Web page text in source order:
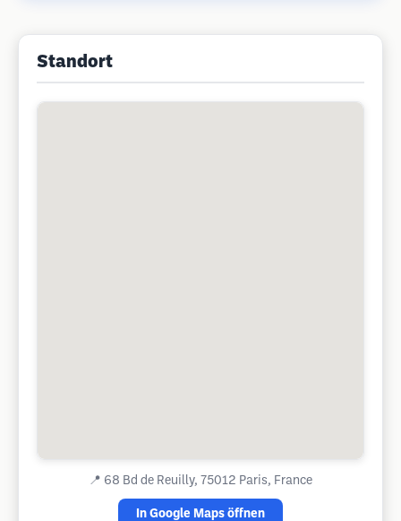
Standort
📍 68 Bd de Reuilly, 75012 Paris, France
In Google Maps öffnen